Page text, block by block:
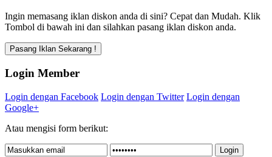
Ingin memasang iklan diskon anda di sini? Cepat dan Mudah. Klik
Tombol di bawah ini dan silahkan pasang iklan diskon anda.
Login Member
Login dengan Facebook Login dengan Twitter Login dengan
Google+
Atau mengisi form berikut: